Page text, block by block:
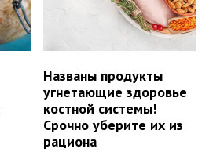
Названы продукты
угнетающие здоровье
костной системы!
Срочно уберите их из
рациона